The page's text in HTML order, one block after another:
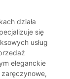
działa
się
usług
eleganckie